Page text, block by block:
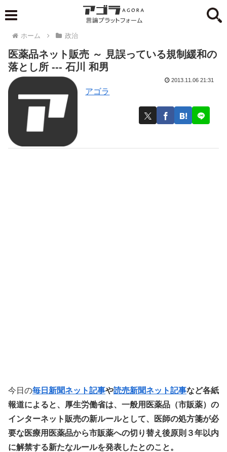
ホーム 政治
医薬品ネット販売 ～ 見誤っている規制緩和の
落とし所 --- 石川 和男
アゴラ
2013.11.06 21:31
今日の毎日新聞ネット記事や読売新聞ネット記事など各紙
報道によると、厚生労働省は、一般用医薬品（市販薬）の
インターネット販売の新ルールとして、医師の処方箋が必
要な医療用医薬品から市販薬への切り替え後原則３年以内
に解禁する新たなルールを発表したとのこと。